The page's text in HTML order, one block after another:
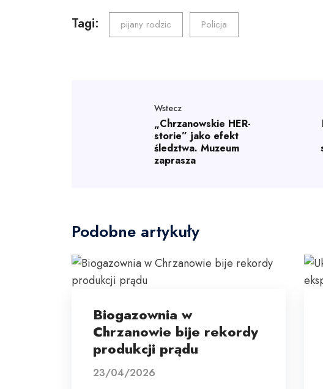
Tagi: pijany rodzic Policja
Wstecz
„Chrzanowskie HER-
storie” jako efekt
śledztwa. Muzeum
zaprasza
Podobne artykuły
Biogazownia w
Chrzanowie bije rekordy
produkcji prądu
23/04/2026